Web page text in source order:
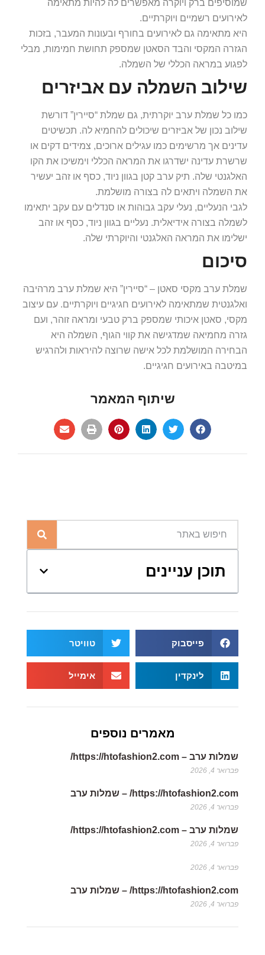
שמוסיפים ברק ויוקרה מאפשרים לה להיות מתאימה
לאירועים רשמיים ויוקרתיים.
היא מתאימה גם לאירועים בחורף ובעונות המעבר, בזכות
הגזרה המקסי והבד הסאטן שמספק תחושת חמימות, מבלי
לפגוע במראה הכללי של השמלה.
שילוב השמלה עם אביזרים
כמו כל שמלת ערב יוקרתית, גם שמלת “סיירין” דורשת
שילוב נכון של אביזרים שיכולים להחמיא לה. תכשיטים
עדינים אך מרשימים כמו עגילים ארוכים, צמידים דקים או
שרשרת עדינה ישדרגו את המראה הכללי וימשיכו את הקו
האלגנטי שלה. תיק ערב קטן בגוון ניוד, כסף או זהב יעשיר
את השמלה ויתאים לה בצורה מושלמת.
לגבי הנעליים, נעלי עקב גבוהות או סנדלים עם עקב יתאימו
לשמלה בצורה אידיאלית. נעליים בגוון ניוד, כסף או זהב
ישלימו את המראה האלגנטי והיוקרתי שלה.
סיכום
שמלת ערב מקסי סאטן – “סיירין” היא שמלת ערב מרהיבה
ואלגנטית שמתאימה לאירועים חגיגיים ויוקרתיים. עם עיצוב
מקסי, סאטן איכותי שמספק ברק טבעי ומראה זוהר, ועם
גזרה מחמיאה שמדגישה את קווי הגוף, השמלה היא
הבחירה המושלמת לכל אישה שרוצה להיראות ולהרגיש
במיטבה באירועים חגיגיים.
שיתוף המאמר
תוכן עניינים
פייסבוק טוויטר
לינקדין אימייל
מאמרים נוספים
שמלות ערב – https://htofashion2.com/
פברואר 4, 2026
https://htofashion2.com/ – שמלות ערב
פברואר 4, 2026
שמלות ערב – https://htofashion2.com/
פברואר 4, 2026
פברואר 4, 2026
https://htofashion2.com/ – שמלות ערב
פברואר 4, 2026